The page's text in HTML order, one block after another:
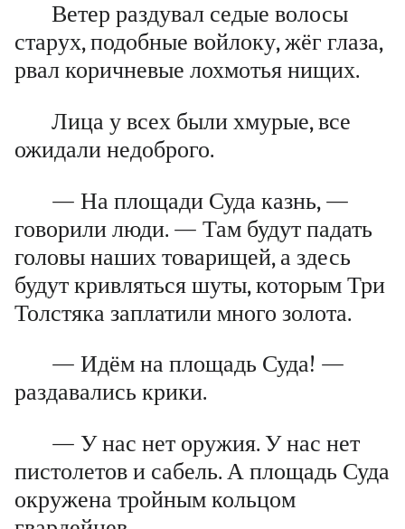
Ветер раздувал седые волосы
старух, подобные войлоку, жёг глаза,
рвал коричневые лохмотья нищих.
Лица у всех были хмурые, все
ожидали недоброго.
— На площади Суда казнь, —
говорили люди. — Там будут падать
головы наших товарищей, а здесь
будут кривляться шуты, которым Три
Толстяка заплатили много золота.
— Идём на площадь Суда! —
раздавались крики.
— У нас нет оружия. У нас нет
пистолетов и сабель. А площадь Суда
окружена тройным кольцом